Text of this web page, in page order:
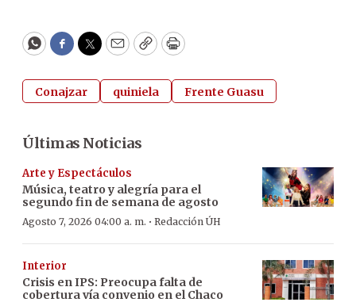
WhatsApp
Facebook
Twitter
EmailCopyPrint
Conajzar quiniela Frente Guasu
Últimas Noticias
Arte y Espectáculos
Música, teatro y alegría para el
segundo fin de semana de agosto
Agosto 7, 2026 04:00 a. m. · Redacción ÚH
Interior
Crisis en IPS: Preocupa falta de
cobertura vía convenio en el Chaco